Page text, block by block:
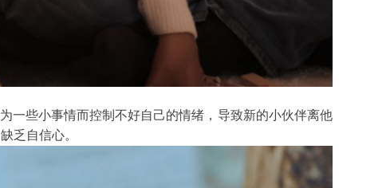
一些小事情而控制不好自己的情绪，导致新的小伙伴离他
乏自信心。